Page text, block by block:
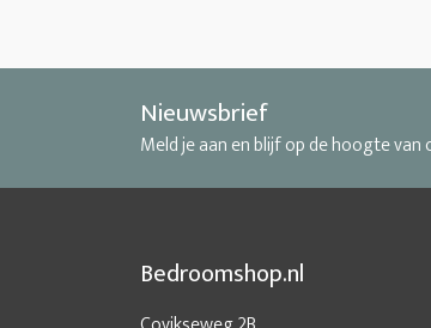
Nieuwsbrief
Meld je aan en blijf op de hoogte van
Bedroomshop.nl